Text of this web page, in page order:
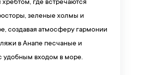
хребтом, где встречаются
зеленые холмы и
создавая атмосферу гармонии
в Анапе песчаные и
удобным входом в море.